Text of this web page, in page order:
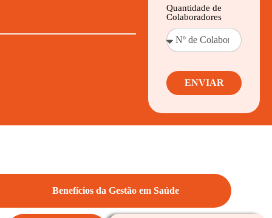
Quantidade de
Colaboradores
ENVIAR
Benefícios da Gestão em Saúde